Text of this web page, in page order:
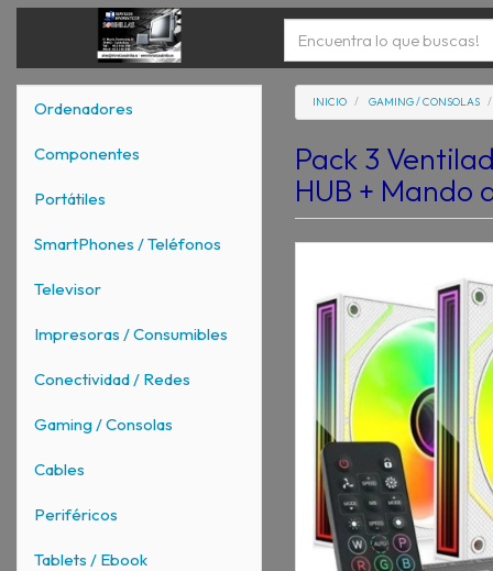
Ordenadores
Componentes
Portátiles
SmartPhones / Teléfonos
Televisor
Impresoras / Consumibles
Conectividad / Redes
Gaming / Consolas
Cables
Periféricos
Tablets / Ebook
INICIO GAMING / CONSOLAS
Pack 3
HUB + Mando